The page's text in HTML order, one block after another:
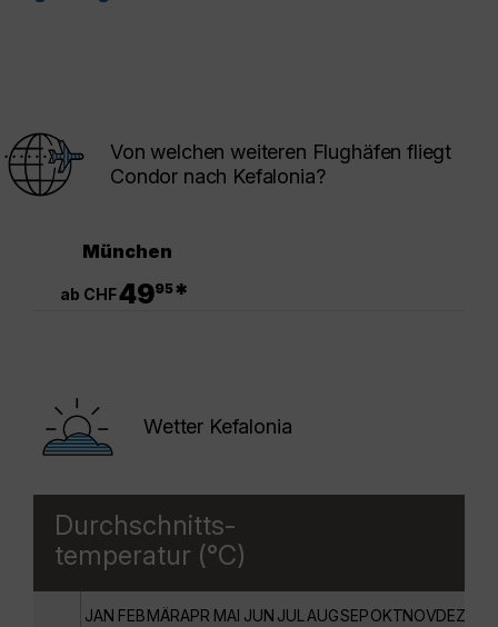
Von welchen weiteren Flughäfen fliegt
Condor nach Kefalonia?
München
ab CHF4995*
Wetter Kefalonia
Durchschnitts-
temperatur (°C)
JAN FEBMÄRAPR MAI JUN JUL AUGSEPOKTNOVDEZ